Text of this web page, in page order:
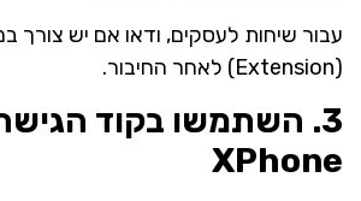
עבור שיחות לעסקים, ודאו אם יש צורך
(Extension) לאחר החיבור.
XPhone